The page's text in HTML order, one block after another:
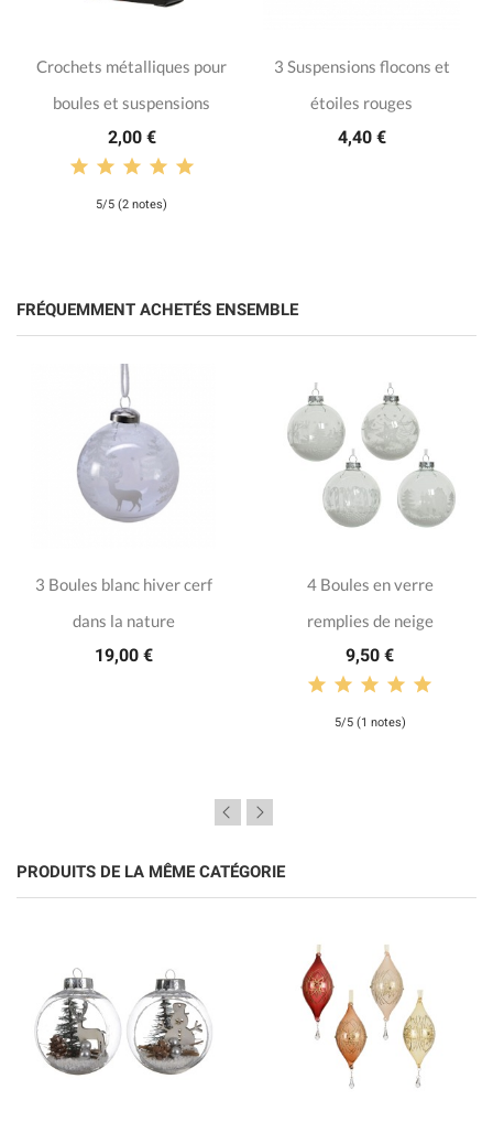
Crochets métalliques pour
boules et suspensions
2,00 €
5/5 (2 notes)
3 Suspensions flocons et
étoiles rouges
4,40 €
FRÉQUEMMENT ACHETÉS ENSEMBLE
3 Boules blanc hiver cerf
dans la nature
19,00 €
4 Boules en verre
remplies de neige
9,50 €
5/5 (1 notes)
PRODUITS DE LA MÊME CATÉGORIE